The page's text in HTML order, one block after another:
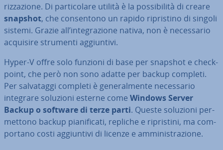
riz­za­zio­ne. Di par­ti­co­la­re utilità è la pos­si­bi­li­tà di creare
snapshot, che con­sen­to­no un rapido ri­pri­sti­no di singoli
sistemi. Grazie all’in­te­gra­zio­ne nativa, non è ne­ces­sa­rio
acquisire strumenti ag­giun­ti­vi.
Hyper-V offre solo funzioni di base per snapshot e chec­k­
point, che però non sono adatte per backup completi.
Per sal­va­tag­gi completi è ge­ne­ral­men­te ne­ces­sa­rio
integrare soluzioni esterne come Windows Server
Backup o software di terze parti. Queste soluzioni per­
met­to­no backup pia­ni­fi­ca­ti, repliche e ri­pri­sti­ni, ma com­
por­ta­no costi ag­giun­ti­vi di licenze e am­mi­ni­stra­zio­ne.